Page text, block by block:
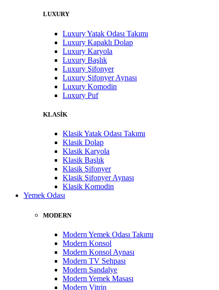
LUXURY
Luxury Yatak Odası Takımı
Luxury Kapaklı Dolap
Luxury Karyola
Luxury Başlık
Luxury Şifonyer
Luxury Şifonyer Aynası
Luxury Komodin
Luxury Puf
KLASİK
Klasik Yatak Odası Takımı
Klasik Dolap
Klasik Karyola
Klasik Başlık
Klasik Şifonyer
Klasik Şifonyer Aynası
Klasik Komodin
Yemek Odası
MODERN
Modern Yemek Odası Takımı
Modern Konsol
Modern Konsol Aynası
Modern TV Sehpası
Modern Sandalye
Modern Yemek Masası
Modern Vitrin